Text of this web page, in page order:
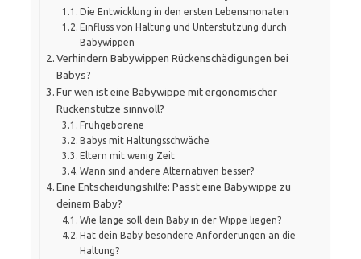
Die Entwicklung in den ersten Lebensmonaten
Einfluss von Haltung und Unterstützung durch
Babywippen
Verhindern Babywippen Rückenschädigungen bei
Babys?
Für wen ist eine Babywippe mit ergonomischer
Rückenstütze sinnvoll?
Frühgeborene
Babys mit Haltungsschwäche
Eltern mit wenig Zeit
Wann sind andere Alternativen besser?
Eine Entscheidungshilfe: Passt eine Babywippe zu
deinem Baby?
Wie lange soll dein Baby in der Wippe liegen?
Hat dein Baby besondere Anforderungen an die
Haltung?